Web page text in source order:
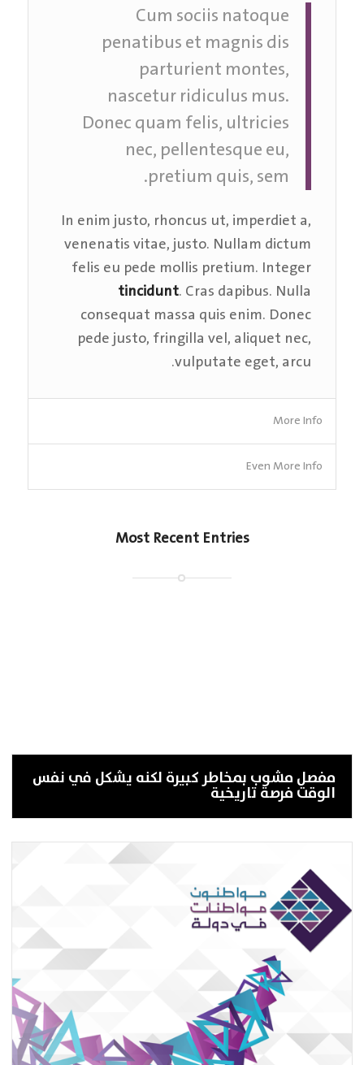
Cum sociis natoque
penatibus et magnis dis
parturient montes,
nascetur ridiculus mus.
Donec quam felis, ultricies
nec, pellentesque eu,
pretium quis, sem.
In enim justo, rhoncus ut, imperdiet a,
venenatis vitae, justo. Nullam dictum
felis eu pede mollis pretium. Integer
tincidunt. Cras dapibus. Nulla
consequat massa quis enim. Donec
pede justo, fringilla vel, aliquet nec,
vulputate eget, arcu.
More Info
Even More Info
Most Recent Entries
مفصل مشوب بمخاطر كبيرة لكنه يشكل في نفس
الوقت فرصة تاريخية